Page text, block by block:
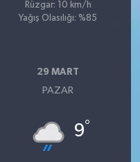
Rüzgar: 10 km/h
Yağış Olasılığı: %85
29 MART
PAZAR
9°